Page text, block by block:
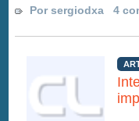
Por sergiodxa 4